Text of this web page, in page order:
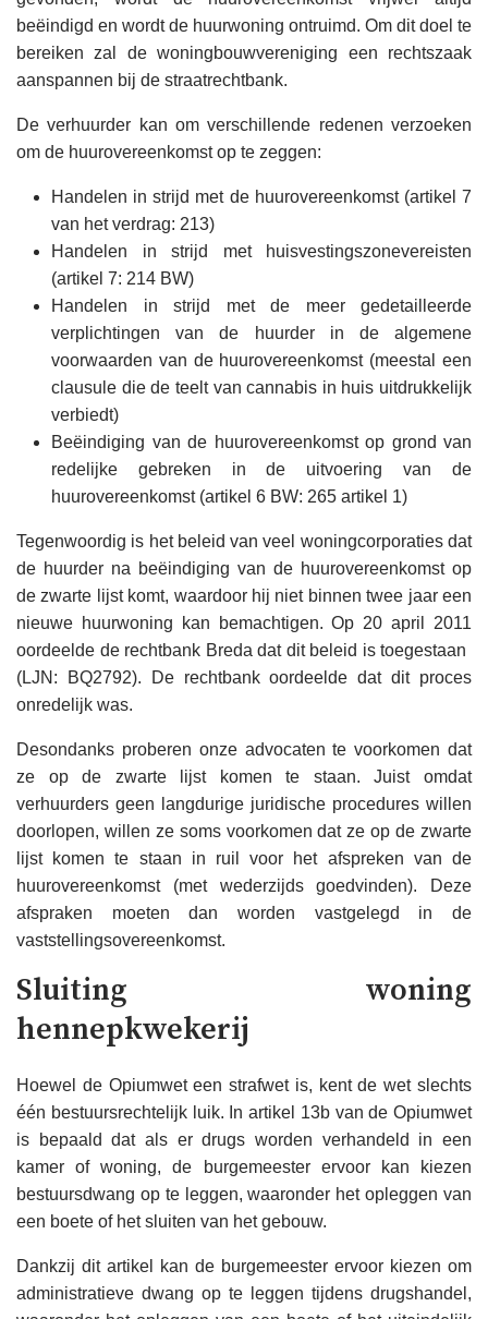
beëindigd en wordt de huurwoning ontruimd. Om dit doel te
bereiken zal de woningbouwvereniging een rechtszaak
aanspannen bij de straatrechtbank.
De verhuurder kan om verschillende redenen verzoeken
om de huurovereenkomst op te zeggen:
Handelen in strijd met de huurovereenkomst (artikel 7
van het verdrag: 213)
Handelen in strijd met huisvestingszonevereisten
(artikel 7: 214 BW)
Handelen in strijd met de meer gedetailleerde
verplichtingen van de huurder in de algemene
voorwaarden van de huurovereenkomst (meestal een
clausule die de teelt van cannabis in huis uitdrukkelijk
verbiedt)
Beëindiging van de huurovereenkomst op grond van
redelijke gebreken in de uitvoering van de
huurovereenkomst (artikel 6 BW: 265 artikel 1)
Tegenwoordig is het beleid van veel woningcorporaties dat
de huurder na beëindiging van de huurovereenkomst op
de zwarte lijst komt, waardoor hij niet binnen twee jaar een
nieuwe huurwoning kan bemachtigen. Op 20 april 2011
oordeelde de rechtbank Breda dat dit beleid is toegestaan ​​
(LJN: BQ2792). De rechtbank oordeelde dat dit proces
onredelijk was.
Desondanks proberen onze advocaten te voorkomen dat
ze op de zwarte lijst komen te staan. Juist omdat
verhuurders geen langdurige juridische procedures willen
doorlopen, willen ze soms voorkomen dat ze op de zwarte
lijst komen te staan ​​in ruil voor het afspreken van de
huurovereenkomst (met wederzijds goedvinden). Deze
afspraken moeten dan worden vastgelegd in de
vaststellingsovereenkomst.
Sluiting woning
hennepkwekerij
Hoewel de Opiumwet een strafwet is, kent de wet slechts
één bestuursrechtelijk luik. In artikel 13b van de Opiumwet
is bepaald dat als er drugs worden verhandeld in een
kamer of woning, de burgemeester ervoor kan kiezen
bestuursdwang op te leggen, waaronder het opleggen van
een boete of het sluiten van het gebouw.
Dankzij dit artikel kan de burgemeester ervoor kiezen om
administratieve dwang op te leggen tijdens drugshandel,